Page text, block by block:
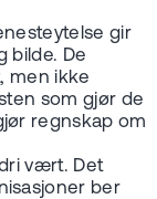
gir
bilde. De
men ikke
som gjør de
regnskap om
vært. Det
ber